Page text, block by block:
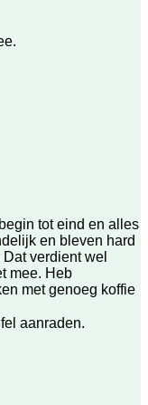
tot eind en alles
en bleven hard
verdient wel
mee. Heb
met genoeg koffie
aanraden.